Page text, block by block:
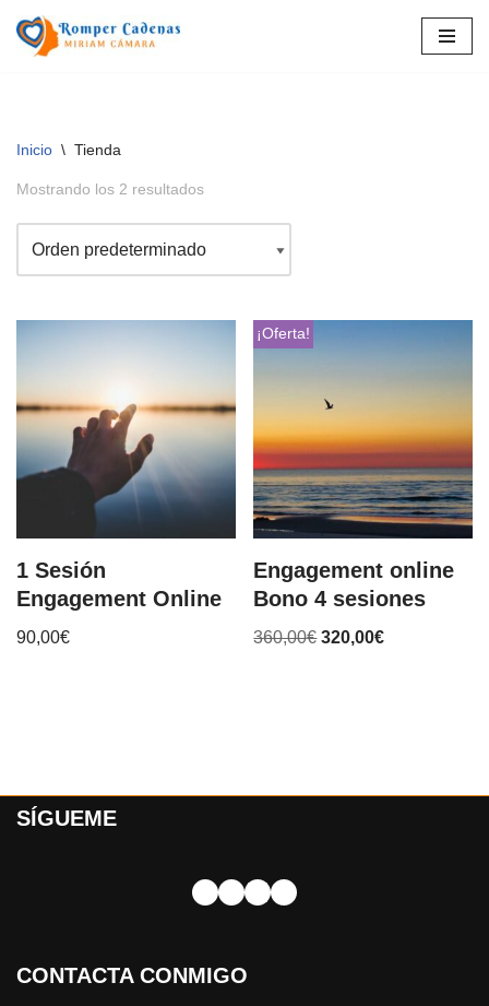
Saltar
Inicio \ Tienda
Mostrando los 2 resultados
1 Sesión
Engagement Online
90,00€
¡Oferta!
Engagement online
Bono 4 sesiones
360,00€ 320,00€
SÍGUEME
CONTACTA CONMIGO